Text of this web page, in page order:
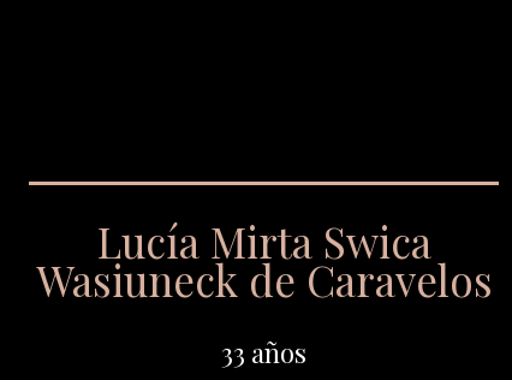
Lucía Mirta Swica
Wasiuneck de Caravelos
33 años